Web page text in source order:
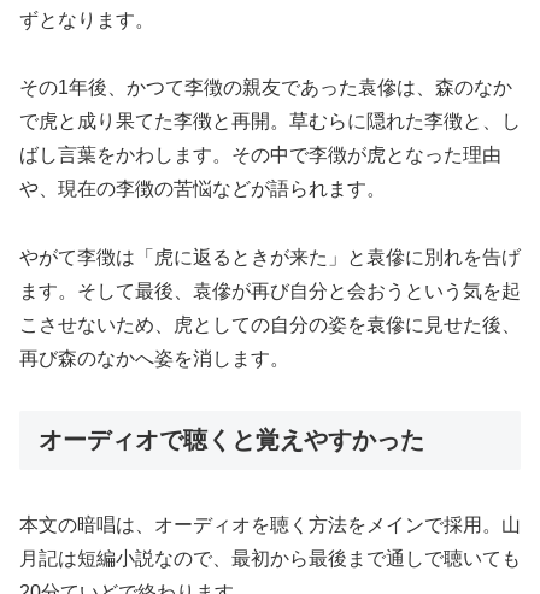
ずとなります。
その1年後、かつて李徴の親友であった袁傪は、森のなか
で虎と成り果てた李徴と再開。草むらに隠れた李徴と、し
ばし言葉をかわします。その中で李徴が虎となった理由
や、現在の李徴の苦悩などが語られます。
やがて李徴は「虎に返るときが来た」と袁傪に別れを告げ
ます。そして最後、袁傪が再び自分と会おうという気を起
こさせないため、虎としての自分の姿を袁傪に見せた後、
再び森のなかへ姿を消します。
オーディオで聴くと覚えやすかった
本文の暗唱は、オーディオを聴く方法をメインで採用。山
月記は短編小説なので、最初から最後まで通しで聴いても